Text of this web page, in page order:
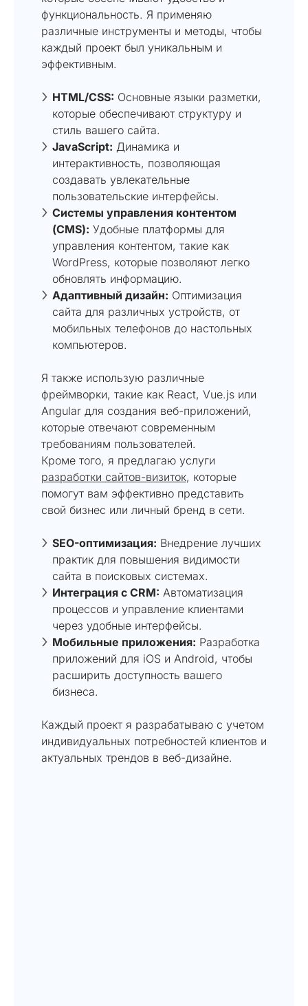
функциональность. Я применяю
различные инструменты и методы, чтобы
каждый проект был уникальным и
эффективным.
HTML/CSS: Основные языки разметки,
которые обеспечивают структуру и
стиль вашего сайта.
JavaScript: Динамика и
интерактивность, позволяющая
создавать увлекательные
пользовательские интерфейсы.
Системы управления контентом
(CMS): Удобные платформы для
управления контентом, такие как
WordPress, которые позволяют легко
обновлять информацию.
Адаптивный дизайн: Оптимизация
сайта для различных устройств, от
мобильных телефонов до настольных
компьютеров.
Я также использую различные
фреймворки, такие как React, Vue.js или
Angular для создания веб-приложений,
которые отвечают современным
требованиям пользователей.
Кроме того, я предлагаю услуги
разработки сайтов-визиток, которые
помогут вам эффективно представить
свой бизнес или личный бренд в сети.
SEO-оптимизация: Внедрение лучших
практик для повышения видимости
сайта в поисковых системах.
Интеграция с CRM: Автоматизация
процессов и управление клиентами
через удобные интерфейсы.
Мобильные приложения: Разработка
приложений для iOS и Android, чтобы
расширить доступность вашего
бизнеса.
Каждый проект я разрабатываю с учетом
индивидуальных потребностей клиентов и
актуальных трендов в веб-дизайне.